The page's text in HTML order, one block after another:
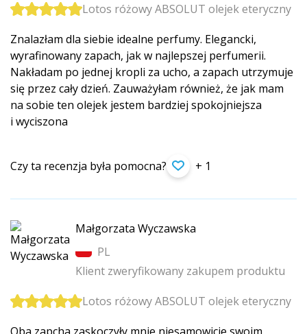
Lotos różowy ABSOLUT olejek eteryczny
Znalazłam dla siebie idealne perfumy. Elegancki,
wyrafinowany zapach, jak w najlepszej perfumerii.
Nakładam po jednej kropli za ucho, a zapach utrzymuje
się przez cały dzień. Zauważyłam również, że jak mam
na sobie ten olejek jestem bardziej spokojniejsza
i wyciszona
Czy ta recenzja była pomocna? + 1
Małgorzata Wyczawska
PL
Klient zweryfikowany zakupem produktu
Lotos różowy ABSOLUT olejek eteryczny